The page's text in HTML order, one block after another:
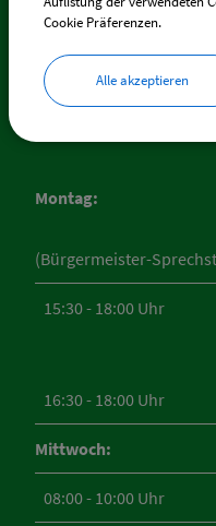
ÖFFNUNGSZEITEN
Montag:
(Bürgermeister-
15:30 - 18:00 Uhr
16:30 - 18:00 Uhr
Mittwoch:
08:00 - 10:00 Uhr
Cookie Präferenzen.
Alle akzeptieren